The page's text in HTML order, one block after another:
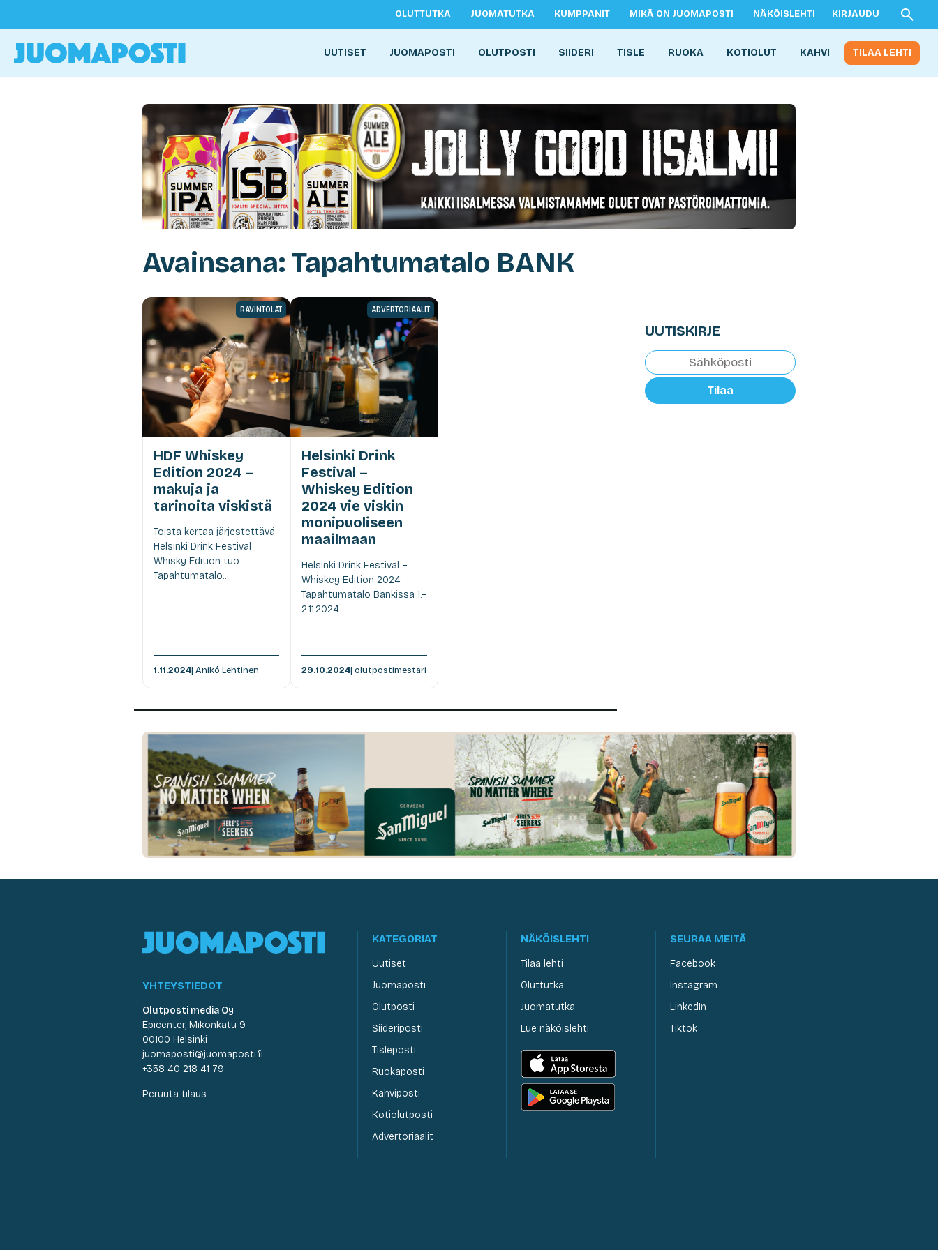
OLUTTUTKA JUOMATUTKA KUMPPANIT MIKÄ ON JUOMAPOSTI NÄKÖISLEHTI KIRJAUDU
UUTISET JUOMAPOSTI OLUTPOSTI SIIDERI TISLE RUOKA KOTIOLUT KAHVI TILAA LEHTI
Avainsana: Tapahtumatalo BANK
RAVINTOLAT
HDF Whiskey
Edition 2024 –
makuja ja
tarinoita viskistä
Toista kertaa järjestettävä
Helsinki Drink Festival
Whisky Edition tuo
Tapahtumatalo...
1.11.2024| Anikó Lehtinen
ADVERTORIAALIT
Helsinki Drink
Festival –
Whiskey Edition
2024 vie viskin
monipuoliseen
maailmaan
Helsinki Drink Festival –
Whiskey Edition 2024
Tapahtumatalo Bankissa 1.–
2.11.2024...
29.10.2024| olutpostimestari
UUTISKIRJE
Tilaa
YHTEYSTIEDOT
Olutposti media Oy
Epicenter, Mikonkatu 9
00100 Helsinki
juomaposti@juomaposti.fi
+358 40 218 41 79
Peruuta tilaus
KATEGORIAT
Uutiset
Juomaposti
Olutposti
Siideriposti
Tisleposti
Ruokaposti
Kahviposti
Kotiolutposti
Advertoriaalit
NÄKÖISLEHTI
Tilaa lehti
Oluttutka
Juomatutka
Lue näköislehti
SEURAA MEITÄ
Facebook
Instagram
LinkedIn
Tiktok